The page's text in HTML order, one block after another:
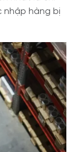
nhập hàng bị